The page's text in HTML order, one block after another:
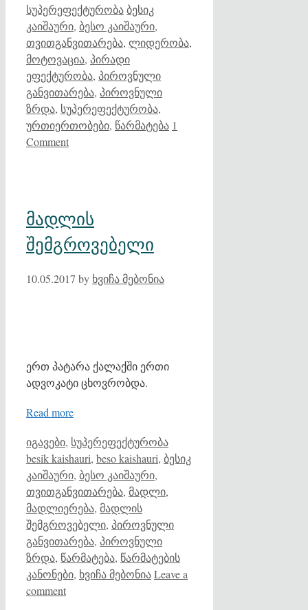
Categories
სუპერეფექტურობაTags
ბესიკ
კაიშაური, ბესო კაიშაური,
თვითგანვითარება, ლიდერობა,
მოტოვაცია, პირადი
ეფექტურობა, პიროვნული
განვითარება, პიროვნული
ზრდა, სუპერეფექტურობა,
ურთიერთობები, წარმატება 1
Comment
მადლის
შემგროვებელი
10.05.2017 by ხვიჩა მებონია
ერთ პატარა ქალაქში ერთი
ადვოკატი ცხოვრობდა.
Read more
Categories
იგავები, სუპერეფექტურობაTags
besik kaishauri, beso kaishauri, ბესიკ
კაიშაური, ბესო კაიშაური,
თვითგანვითარება, მადლი,
მადლიერება, მადლის
შემგროვებელი, პიროვნული
განვითარება, პიროვნული
ზრდა, წარმატება, წარმატების
კანონები, ხვიჩა მებონიაLeave a
comment